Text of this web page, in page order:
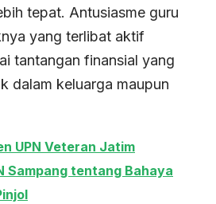
tepat. Antusiasme guru
yang terlibat aktif
tantangan finansial yang
dalam keluarga maupun
UPN Veteran Jatim
Sampang tentang Bahaya